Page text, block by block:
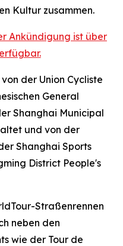
Kultur zusammen.
Ankündigung ist über
der Union Cycliste
General
Shanghai Municipal
und von der
Shanghai Sports
District People's
Straßenrennen
neben den
wie der Tour de